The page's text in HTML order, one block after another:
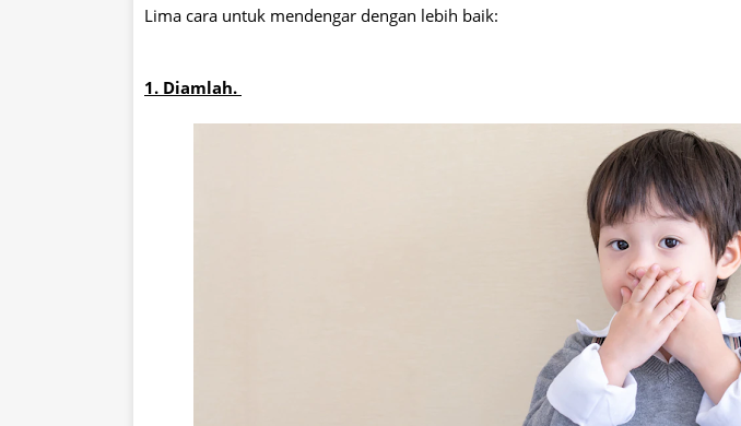
Lima cara untuk mendengar dengan lebih baik:
1. Diamlah.